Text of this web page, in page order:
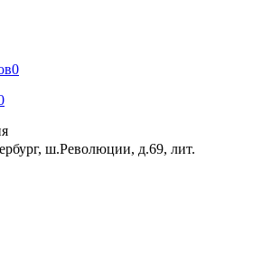
0
ш.Революции, д.69, лит.